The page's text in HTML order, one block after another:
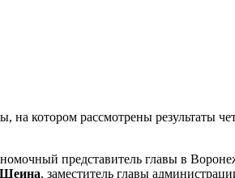
на котором рассмотрены результаты
представитель главы в
, заместитель главы